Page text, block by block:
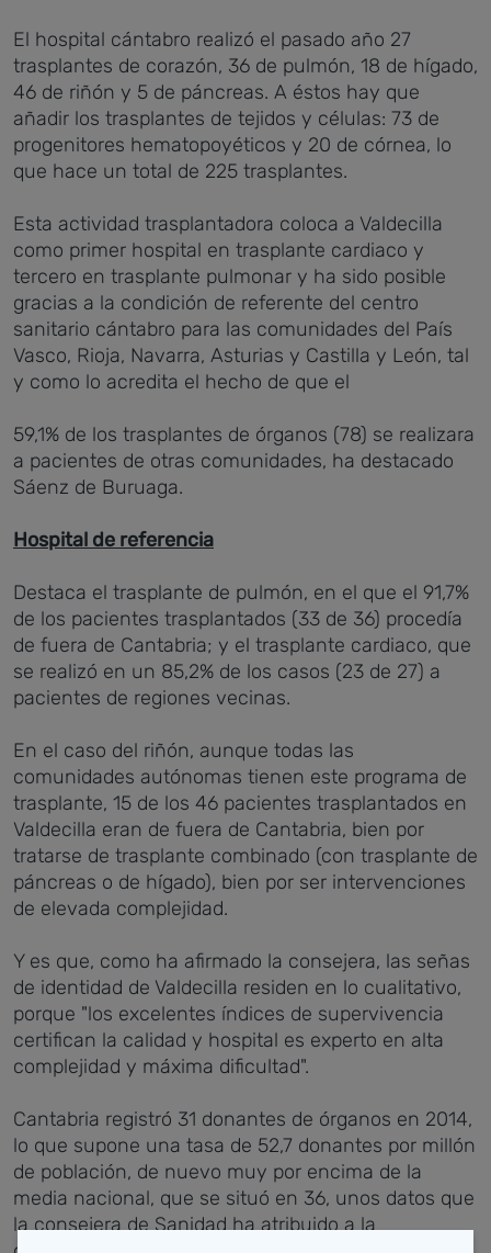
El hospital cántabro realizó el pasado año 27
trasplantes de corazón, 36 de pulmón, 18 de hígado,
46 de riñón y 5 de páncreas. A éstos hay que
añadir los trasplantes de tejidos y células: 73 de
progenitores hematopoyéticos y 20 de córnea, lo
que hace un total de 225 trasplantes.
Esta actividad trasplantadora coloca a Valdecilla
como primer hospital en trasplante cardiaco y
tercero en trasplante pulmonar y ha sido posible
gracias a la condición de referente del centro
sanitario cántabro para las comunidades del País
Vasco, Rioja, Navarra, Asturias y Castilla y León, tal
y como lo acredita el hecho de que el
59,1% de los trasplantes de órganos (78) se realizara
a pacientes de otras comunidades, ha destacado
Sáenz de Buruaga.
Hospital de referencia
Destaca el trasplante de pulmón, en el que el 91,7%
de los pacientes trasplantados (33 de 36) procedía
de fuera de Cantabria; y el trasplante cardiaco, que
se realizó en un 85,2% de los casos (23 de 27) a
pacientes de regiones vecinas.
En el caso del riñón, aunque todas las
comunidades autónomas tienen este programa de
trasplante, 15 de los 46 pacientes trasplantados en
Valdecilla eran de fuera de Cantabria, bien por
tratarse de trasplante combinado (con trasplante de
páncreas o de hígado), bien por ser intervenciones
de elevada complejidad.
Y es que, como ha afirmado la consejera, las señas
de identidad de Valdecilla residen en lo cualitativo,
porque "los excelentes índices de supervivencia
certifican la calidad y hospital es experto en alta
complejidad y máxima dificultad".
Cantabria registró 31 donantes de órganos en 2014,
lo que supone una tasa de 52,7 donantes por millón
de población, de nuevo muy por encima de la
media nacional, que se situó en 36, unos datos que
la consejera de Sanidad ha atribuido a la